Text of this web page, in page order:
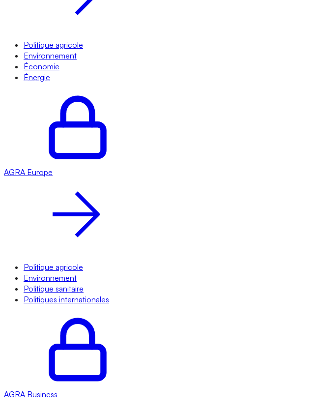
Politique agricole
Environnement
Économie
Énergie
AGRA Europe
Politique agricole
Environnement
Politique sanitaire
Politiques internationales
AGRA Business